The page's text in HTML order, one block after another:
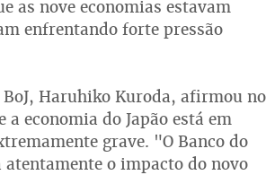
as nove economias estavam
enfrentando forte pressão
BoJ, Haruhiko Kuroda, afirmou no
economia do Japão está em
grave. "O Banco do
atentamente o impacto do novo